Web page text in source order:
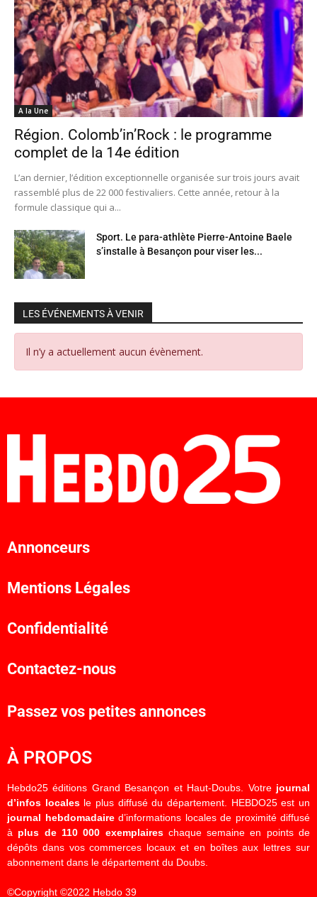
A la Une
Région. Colomb’in’Rock : le programme
complet de la 14e édition
L’an dernier, l’édition exceptionnelle organisée sur trois jours avait
rassemblé plus de 22 000 festivaliers. Cette année, retour à la
formule classique qui a...
Sport. Le para-athlète Pierre-Antoine Baele
s’installe à Besançon pour viser les...
LES ÉVÉNEMENTS À VENIR
Il n’y a actuellement aucun évènement.
Annonceurs
Mentions Légales
Confidentialité
Contactez-nous
Passez vos petites annonces
À PROPOS
Hebdo25 éditions Grand Besançon et Haut-Doubs. Votre journal
d’infos localesle plus diffusé du département. HEBDO25 est un
journal hebdomadaired’informations locales de proximité diffusé
à plus de 110 000 exemplaireschaque semaine en points de
dépôts dans vos commerces locaux et en boîtes aux lettres sur
abonnement dans le département du Doubs.
©Copyright ©2022 Hebdo 39